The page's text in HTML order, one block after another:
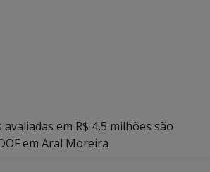
em R$ 4,5 milhões são
em Aral Moreira